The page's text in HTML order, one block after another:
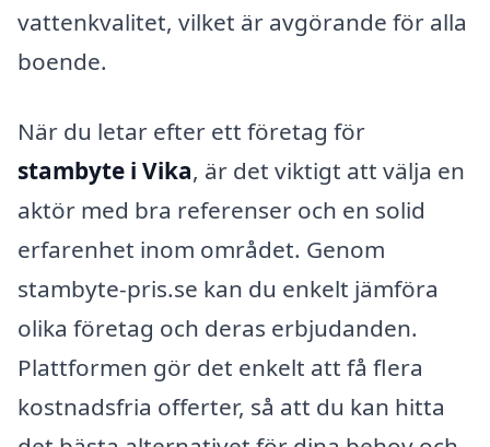
vattenkvalitet, vilket är avgörande för alla
boende.
När du letar efter ett företag för
stambyte i Vika, är det viktigt att välja en
aktör med bra referenser och en solid
erfarenhet inom området. Genom
stambyte-pris.se kan du enkelt jämföra
olika företag och deras erbjudanden.
Plattformen gör det enkelt att få flera
kostnadsfria offerter, så att du kan hitta